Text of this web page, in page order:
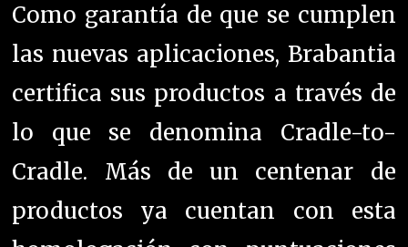
Como garantía de que se cumplen
las nuevas aplicaciones, Brabantia
certifica sus productos a través de
lo que se denomina Cradle-to-
Cradle. Más de un centenar de
productos ya cuentan con esta